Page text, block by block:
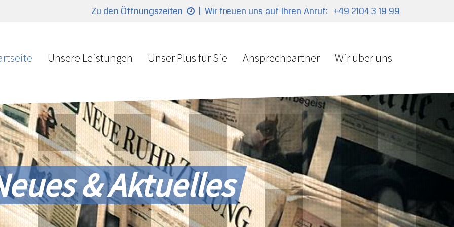
Zu den Öffnungszeiten | Wir freuen uns auf Ihren Anruf: +49 2104 3 19 99
Unsere Leistungen Unser Plus für Sie Ansprechpartner Wir über uns
& Aktuelles